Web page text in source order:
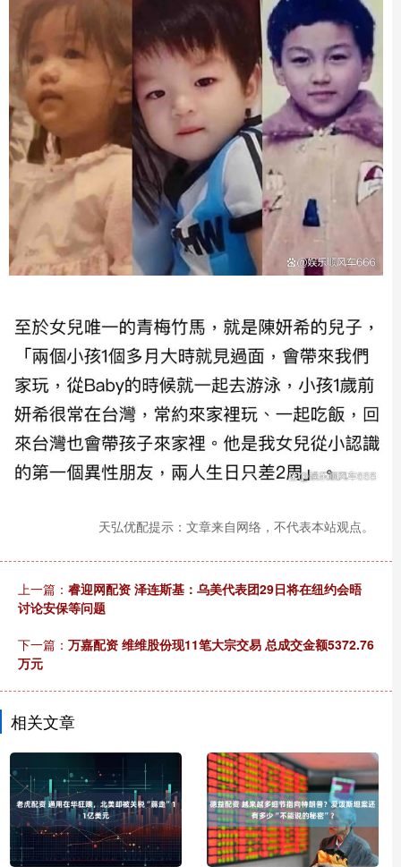
天弘优配提示：文章来自网络，不代表本站观点。
上一篇： 睿迎网配资 泽连斯基：乌美代表团29日将在纽约会晤
讨论安保等问题
下一篇： 万嘉配资 维维股份现11笔大宗交易 总成交金额5372.76
万元
相关文章